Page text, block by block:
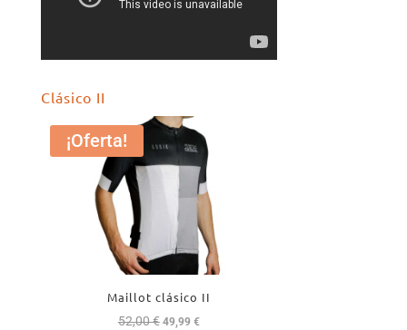
Clásico II
¡Oferta!
Maillot clásico II
52,00€ El
49,99 €El